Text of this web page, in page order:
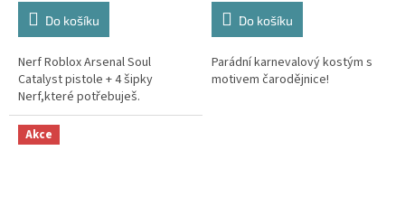
Do košíku
Nerf Roblox Arsenal Soul
Catalyst pistole + 4 šipky
Nerf,které potřebuješ.
Do košíku
Parádní karnevalový kostým s
motivem čarodějnice!
Akce